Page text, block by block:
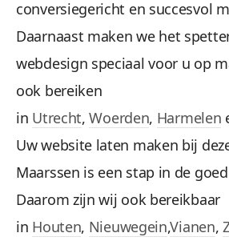
conversiegericht en succesvol
Daarnaast maken we het
webdesign speciaal voor u op
ook bereiken
in Utrecht,Woerden, Harmelen
Uw website laten maken bij
Maarssen is een stap in de
Daarom zijn wij ook bereikbaar
in Houten, Nieuwegein,Vianen,